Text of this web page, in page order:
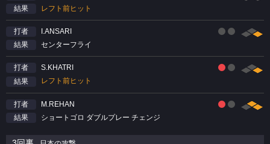
結果
レフト前ヒット
打者
I.ANSARI
結果
センターフライ
打者
S.KHATRI
結果
レフト前ヒット
打者
M.REHAN
結果
ショートゴロ ダブルプレー チェンジ